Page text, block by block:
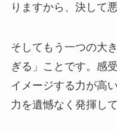
りますから、決して
そしてもう一つの大
ぎる」ことです。感
イメージする力が高
力を遺憾なく発揮し